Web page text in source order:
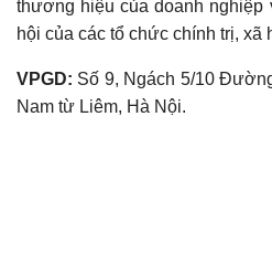
thương hiệu của doanh nghiệp
hội của các tổ chức chính trị, xã
VPGD: Số 9, Ngách 5/10
Nam từ Liêm, Hà Nội.